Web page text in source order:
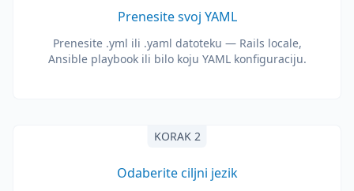
Prenesite svoj YAML
Prenesite .yml ili .yaml datoteku — Rails locale,
Ansible playbook ili bilo koju YAML konfiguraciju.
KORAK 2
Odaberite ciljni jezik